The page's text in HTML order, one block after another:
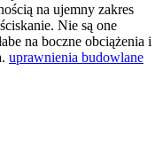
na ujemny zakres
Nie są one
na boczne obciążenia i
uprawnienia budowlane